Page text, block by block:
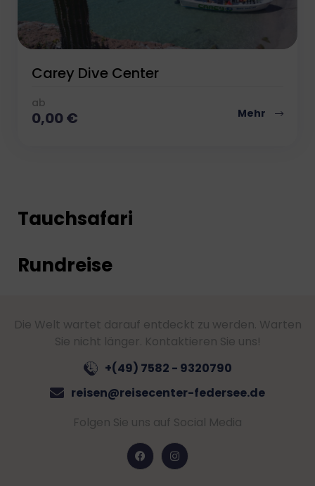
Carey Dive Center
ab
0,00€ Mehr
Tauchsafari
Rundreise
Die Welt wartet darauf entdeckt zu werden. Warten
Sie nicht länger. Kontaktieren Sie uns!
+(49) 7582 - 9320790
reisen@reisecenter-federsee.de
Folgen Sie uns auf Social Media